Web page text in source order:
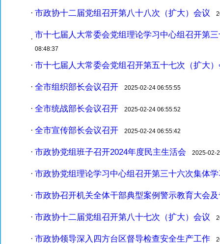
· 市政协十二届党组召开第八十八次（扩大）会议
· 市十七届人大常委会党组理论学习中心组召开第
08:48:37
· 市十七届人大常委会党组召开第五十七次（扩大
· 全市组织部长会议召开 2025-02-24 06:55:55
· 全市统战部长会议召开 2025-02-24 06:55:52
· 全市宣传部长会议召开 2025-02-24 06:55:42
· 市政协党组班子召开2024年度民主生活会 2025-02-
· 市政协党组理论学习中心组召开第三十六次集体
· 市政协召开机关全体干部典型案例警示教育大会
· 市政协十二届党组召开第八十七次（扩大）会议
· 市政协领导深入四方台区督导检查安全生产工作